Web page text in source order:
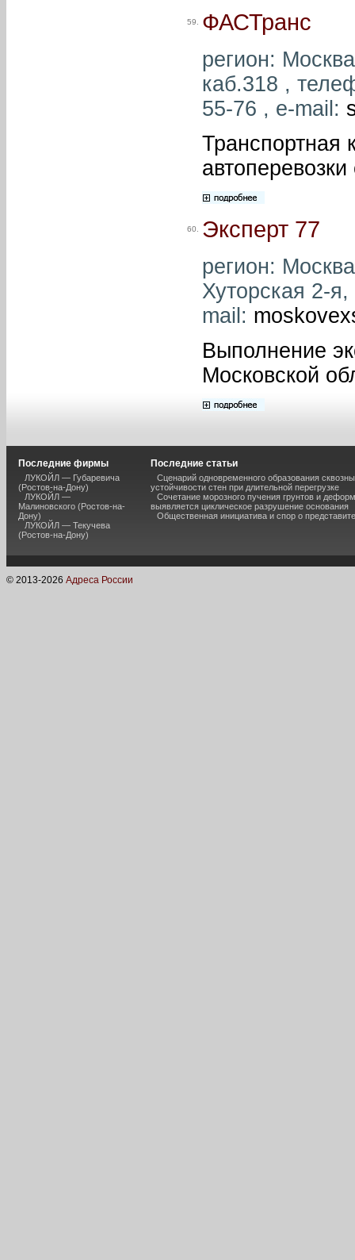
59. ФАСТранс
регион:
каб.318 ,
55-76 , e-mail:
Транспортная
60. Эксперт 77
регион:
Хуторская 2-
mail:
Выполнение
Московской
Последние фирмы
ЛУКОЙЛ — Губаревича
(Ростов-на-Дону)
ЛУКОЙЛ —
Малиновского (Ростов-на-
Дону)
ЛУКОЙЛ — Текучева
(Ростов-на-Дону)
Последние статьи
Сценарий одновременного образования
устойчивости стен при длительной перегрузке
Сочетание морозного пучения грунтов и
выявляется циклическое разрушение основания
Общественная инициатива и спор о
© 2013-2026 Адреса России